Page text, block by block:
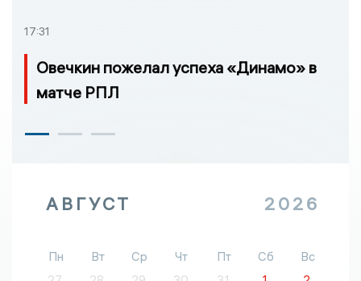
17:31
Овечкин пожелал успеха «Динамо» в
матче РПЛ
АВГУСТ 2026
Пн Вт Ср Чт Пт Сб
Вс